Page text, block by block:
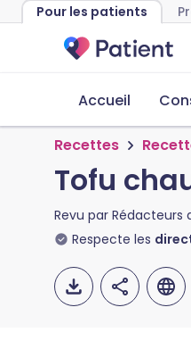
Pour les patients
Accueil
Recettes
Tofu
Revu par Rédacteurs
Respecte les